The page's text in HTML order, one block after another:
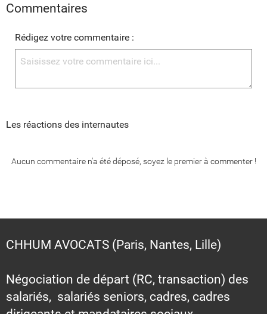
Commentaires
Rédigez votre commentaire :
Les réactions des internautes
Aucun commentaire n'a été déposé, soyez le premier à commenter !
CHHUM AVOCATS (Paris, Nantes, Lille)
Négociation de départ (RC, transaction) des
salariés, salariés seniors, cadres, cadres